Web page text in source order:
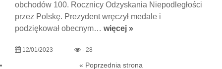
obchodów 100. Rocznicy Odzyskania Niepodległości
przez Polskę. Prezydent wręczył medale i
podziękował obecnym… więcej »
12/01/2023 - 28
« Poprzednia strona